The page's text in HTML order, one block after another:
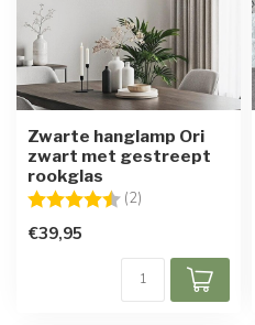
Zwarte hanglamp Ori
zwart met gestreept
rookglas
Beoordeling: (2)
€39,95